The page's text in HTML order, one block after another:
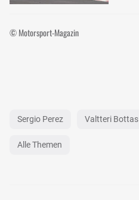
© Motorsport-Magazin
Sergio Perez Valtteri Bottas
Alle Themen